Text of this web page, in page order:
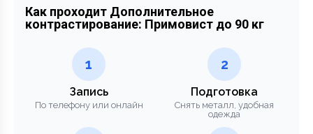
Как проходит Дополнительное
контрастирование: Примовист до 90 кг
1
Запись
По телефону или онлайн
2
Подготовка
Снять металл, удобная
одежда